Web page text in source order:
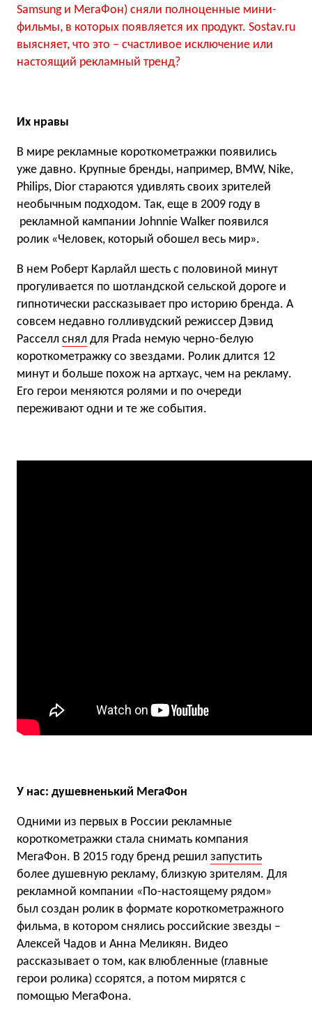
Samsung и МегаФон) сняли полноценные мини-
фильмы, в которых появляется их продукт. Sostav.ru
выясняет, что это – счастливое исключение или
настоящий рекламный тренд?
Их нравы
В мире рекламные короткометражки появились
уже давно. Крупные бренды, например, BMW, Nike,
Philips, Dior стараются удивлять своих зрителей
необычным подходом. Так, еще в 2009 году в
рекламной кампании Johnnie Walker появился
ролик «Человек, который обошел весь мир».
В нем Роберт Карлайл шесть с половиной минут
прогуливается по шотландской сельской дороге и
гипнотически рассказывает про историю бренда. А
совсем недавно голливудский режиссер Дэвид
Расселл снял для Prada немую черно-белую
короткометражку со звездами. Ролик длится 12
минут и больше похож на артхаус, чем на рекламу.
Его герои меняются ролями и по очереди
переживают одни и те же события.
У нас: душевненький МегаФон
Одними из первых в России рекламные
короткометражки стала снимать компания
МегаФон. В 2015 году бренд решил запустить
более душевную рекламу, близкую зрителям. Для
рекламной компании «По-настоящему рядом»
был создан ролик в формате короткометражного
фильма, в котором снялись российские звезды –
Алексей Чадов и Анна Меликян. Видео
рассказывает о том, как влюбленные (главные
герои ролика) ссорятся, а потом мирятся с
помощью МегаФона.